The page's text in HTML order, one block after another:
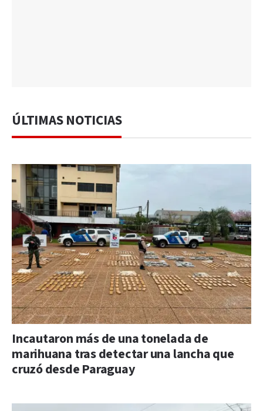
ÚLTIMAS NOTICIAS
Incautaron más de una tonelada de
marihuana tras detectar una lancha que
cruzó desde Paraguay